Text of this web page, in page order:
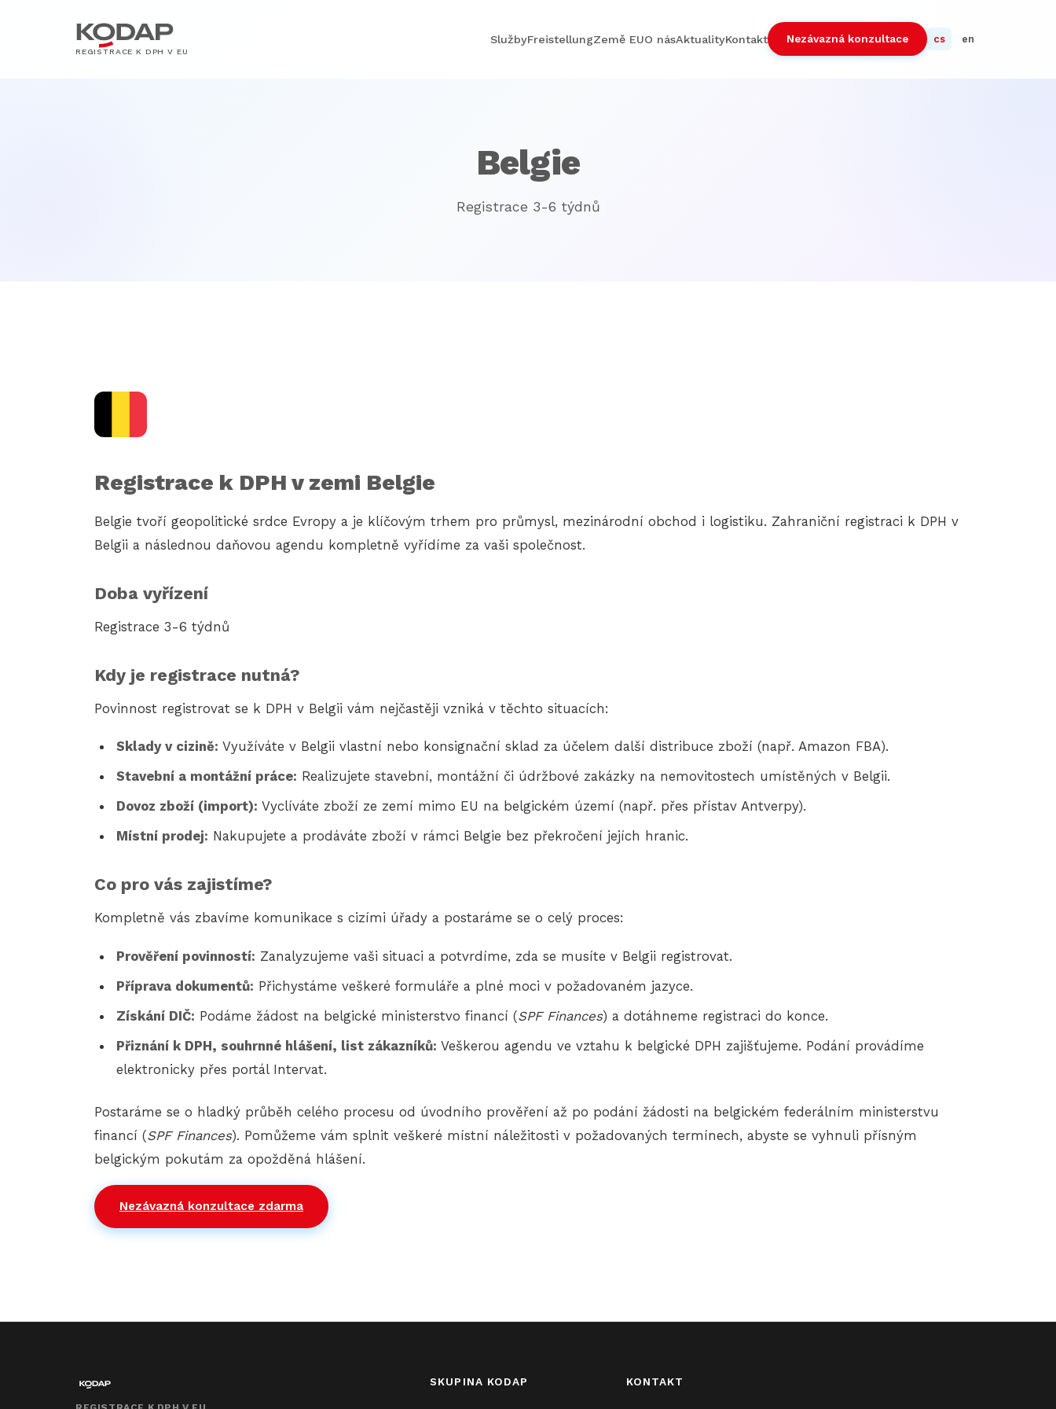
REGISTRACE K DPH V EU
SlužbyFreistellungZemě EUO násAktualityKontakt Nezávazná konzultace cs en
Belgie
Registrace 3-6 týdnů
Registrace k DPH v zemi Belgie
Belgie tvoří geopolitické srdce Evropy a je klíčovým trhem pro průmysl, mezinárodní obchod i logistiku. Zahraniční registraci k DPH v
Belgii a následnou daňovou agendu kompletně vyřídíme za vaši společnost.
Doba vyřízení
Registrace 3-6 týdnů
Kdy je registrace nutná?
Povinnost registrovat se k DPH v Belgii vám nejčastěji vzniká v těchto situacích:
Sklady v cizině: Využíváte v Belgii vlastní nebo konsignační sklad za účelem další distribuce zboží (např. Amazon FBA).
Stavební a montážní práce: Realizujete stavební, montážní či údržbové zakázky na nemovitostech umístěných v Belgii.
Dovoz zboží (import): Vyclíváte zboží ze zemí mimo EU na belgickém území (např. přes přístav Antverpy).
Místní prodej: Nakupujete a prodáváte zboží v rámci Belgie bez překročení jejích hranic.
Co pro vás zajistíme?
Kompletně vás zbavíme komunikace s cizími úřady a postaráme se o celý proces:
Prověření povinností: Zanalyzujeme vaši situaci a potvrdíme, zda se musíte v Belgii registrovat.
Příprava dokumentů: Přichystáme veškeré formuláře a plné moci v požadovaném jazyce.
Získání DIČ: Podáme žádost na belgické ministerstvo financí (SPF Finances) a dotáhneme registraci do konce.
Přiznání k DPH, souhrnné hlášení, list zákazníků: Veškerou agendu ve vztahu k belgické DPH zajišťujeme. Podání provádíme
elektronicky přes portál Intervat.
Postaráme se o hladký průběh celého procesu od úvodního prověření až po podání žádosti na belgickém federálním ministerstvu
financí (SPF Finances). Pomůžeme vám splnit veškeré místní náležitosti v požadovaných termínech, abyste se vyhnuli přísným
belgickým pokutám za opožděná hlášení.
Nezávazná konzultace zdarma
SKUPINA KODAP KONTAKT